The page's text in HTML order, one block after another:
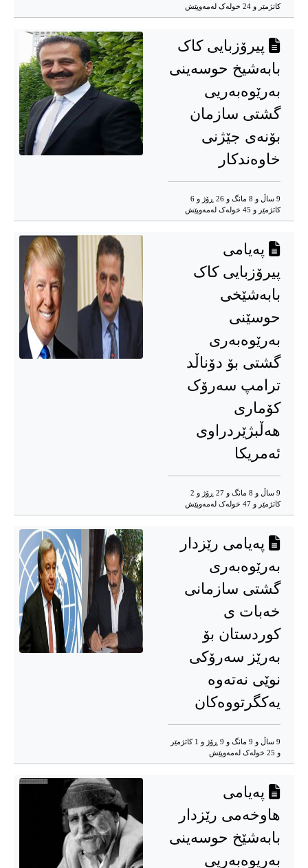
کاتژمێر و 24 خوله‌ک له‌مه‌وپێش‌
پیرۆزبایی کاک
بابه‌شیخ حوسەینی
به‌رێوه‌به‌ریی
گشتی سازمان
بۆنه‌ی جێژنی
خاوه‌ندکار
9 ساڵ و 8 مانگ و 26 ڕۆژ و 6
کاتژمێر و 45 خوله‌ک له‌مه‌وپێش‌
پەیامی
پیرۆزبایی کاک
بابەشێخی
حوسێنی
بەرێوەبەری
گشتی بۆ دۆناڵد
ترامپ سەرۆک
کۆماری
هەڵبژێردراوی
ئەمریکا
9 ساڵ و 8 مانگ و 27 ڕۆژ و 2
کاتژمێر و 47 خوله‌ک له‌مه‌وپێش‌
پەیامی رێزدار
بەرێوەبەری
گشتی سازمانی
خەبات ی
کوردستان بۆ
بەرێز سەرۆکی
نوێی نەتەوە
یەکگرتووەکان
9 ساڵ و 9 مانگ و 9 ڕۆژ و 1 کاتژمێر
و 25 خوله‌ک له‌مه‌وپێش‌
پەیامی
هاوخەمی رێزدار
بابەشێخ حوسەینی
بەریوەبەریی